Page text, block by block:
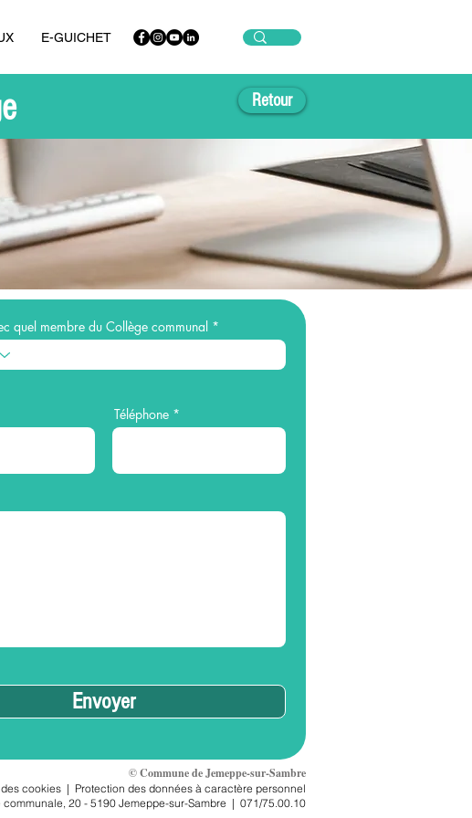
E-GUICHET
Retour
quel membre du Collège communal
Téléphone
Envoyer
© Commune de Jemeppe-sur-Sambre
cookies | Protection des données à caractère personnel
communale, 20 - 5190 Jemeppe-sur-Sambre | 071/75.00.10